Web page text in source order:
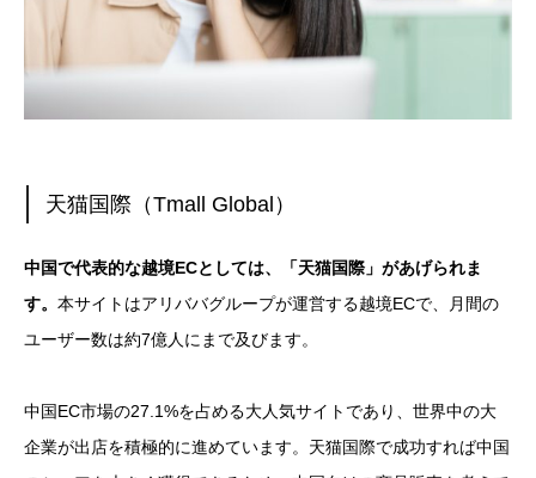
天猫国際（Tmall Global）
中国で代表的な越境ECとしては、「天猫国際」があげられま
す。 本サイトはアリババグループが運営する越境ECで、月間の
ユーザー数は約7億人にまで及びます。
中国EC市場の27.1%を占める大人気サイトであり、世界中の大
企業が出店を積極的に進めています。天猫国際で成功すれば中国